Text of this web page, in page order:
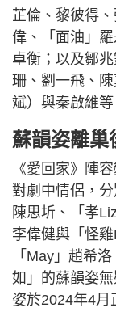
芷倫、黎彼得
偉、「面油」
卓衡；以及鄒
珊、劉一飛、
斌）與秦啟維等
蘇韻姿離巢
《愛回家》陣
對劇中情侶，
陳思圻、「孝
李偉健與「怪
「May」趙希
如」的蘇韻姿
姿於2024年4月